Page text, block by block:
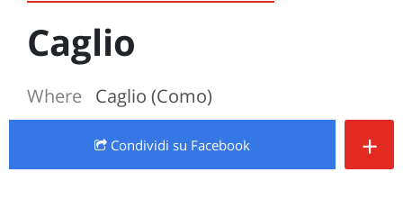
Caglio
Where Caglio (Como)
Condividi su Facebook +